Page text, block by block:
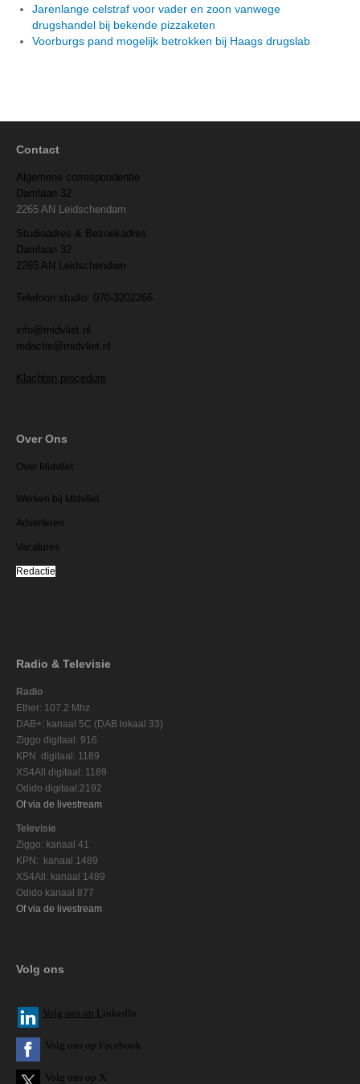
Jarenlange celstraf voor vader en zoon vanwege
drugshandel bij bekende pizzaketen
Voorburgs pand mogelijk betrokken bij Haags drugslab
Contact
Algemene correspondentie
Damlaan 32
2265 AN Leidschendam
Studioadres & Bezoekadres
Damlaan 32
2265 AN Leidschendam
Telefoon studio: 070-3202266
info@midvliet.nl
redactie@midvliet.nl
Klachten procedure
Over Ons
Over Midvliet
Werken bij Midvliet
Adverteren
Vacatures
Redactie
Radio & Televisie
Radio
Ether: 107.2 Mhz
DAB+: kanaal 5C (DAB lokaal 33)
Ziggo digitaal: 916
KPN digitaal: 1189
XS4All digitaal: 1189
Odido digitaal:2192
Of via de livestream
Televisie
Ziggo: kanaal 41
KPN: kanaal 1489
XS4All: kanaal 1489
Odido kanaal 877
Of via de livestream
Volg ons
Volg ons op L inkedIn
Volg ons op Facebook
Volg ons op X